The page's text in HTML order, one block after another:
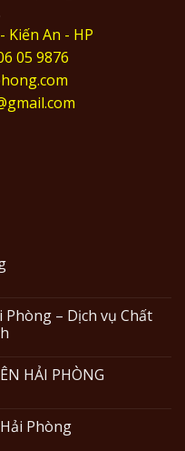
Kiến An - HP
05 9876
– Dịch vụ Chất
HẢI PHÒNG
Phòng